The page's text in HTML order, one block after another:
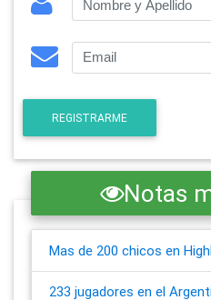
REGISTRARME
Notas
Mas de 200 chicos en
233 jugadores en el